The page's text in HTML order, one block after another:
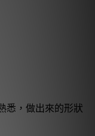
悉，做出來的形狀